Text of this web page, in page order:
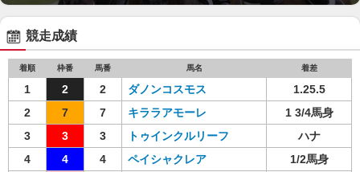
競走成績
着順 枠番 馬番 馬名 着差
1 2 2 ダノンコスモス
1.25.5
2
7 7 キララアモーレ
1 3/4馬身
3
3 3 トゥインクルリーフ
ハナ
4
4 4 ペイシャクレア
1/2馬身